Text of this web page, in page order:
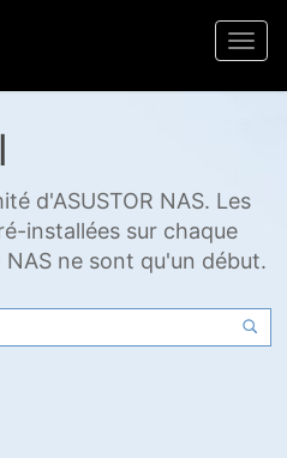
d'ASUSTOR NAS. Les
installées sur chaque
NAS ne sont qu'un début.